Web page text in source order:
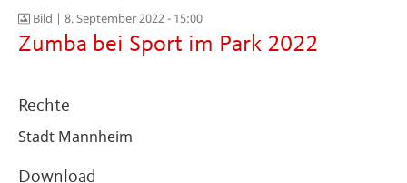
Bild | 8. September 2022 - 15:00
Zumba bei Sport im Park 2022
Rechte
Stadt Mannheim
Download